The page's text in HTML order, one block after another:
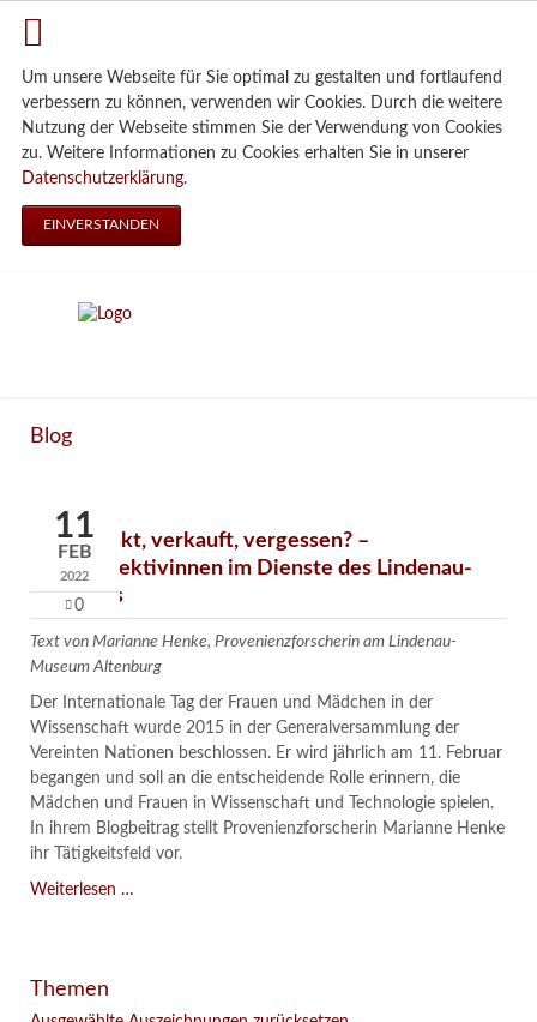
Um unsere Webseite für Sie optimal zu gestalten und fortlaufend
verbessern zu können, verwenden wir Cookies. Durch die weitere
Nutzung der Webseite stimmen Sie der Verwendung von Cookies
zu. Weitere Informationen zu Cookies erhalten Sie in unserer
Datenschutzerklärung.
EINVERSTANDEN
Blog
11
FEB
2022
0
Verschenkt, verkauft, vergessen? –
Kunstdetektivinnen im Dienste des Lindenau-
Museums
Text von Marianne Henke, Provenienzforscherin am Lindenau-
Museum Altenburg
Der Internationale Tag der Frauen und Mädchen in der
Wissenschaft wurde 2015 in der Generalversammlung der
Vereinten Nationen beschlossen. Er wird jährlich am 11. Februar
begangen und soll an die entscheidende Rolle erinnern, die
Mädchen und Frauen in Wissenschaft und Technologie spielen.
In ihrem Blogbeitrag stellt Provenienzforscherin Marianne Henke
ihr Tätigkeitsfeld vor.
Weiterlesen …
im
Themen